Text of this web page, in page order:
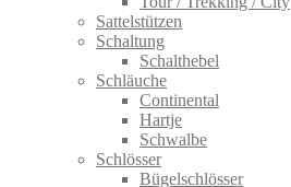
Sattelstützen
Schaltung
Schalthebel
Schläuche
Continental
Hartje
Schwalbe
Schlösser
Bügelschlösser